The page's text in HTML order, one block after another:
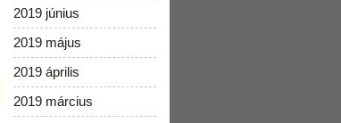
2019 június
2019 május
2019 április
2019 március